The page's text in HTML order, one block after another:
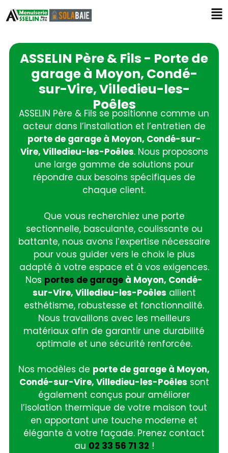
ASSELIN Père & Fils - Porte de
garage à Moyon, Condé-
sur-Vire, Villedieu-les-
Poêles
ASSELIN Père & Fils se positionne comme un
acteur dans l’installation et l’entretien de
porte de garage à Moyon, Condé-sur-
Vire, Villedieu-les-Poêles. Nous proposons
une large gamme de solutions pour
répondre aux besoins spécifiques de
chaque client.
Que vous recherchiez une porte
sectionnelle, basculante, coulissante ou
battante, nous avons l’expertise nécessaire
pour vous guider vers le choix le plus
adapté à votre espace et à vos exigences.
Nos portes de garage à Moyon, Condé-
sur-Vire, Villedieu-les-Poêles allient
esthétisme, robustesse et fonctionnalité.
Nous travaillons avec les meilleurs
matériaux afin de garantir une durabilité
optimale et une sécurité renforcée.
Nos modèles de porte de garage à Moyon,
Condé-sur-Vire, Villedieu-les-Poêles sont
également conçus pour améliorer
l’isolation thermique de votre maison tout
en apportant une touche moderne et
élégante à votre façade. Prenez contact
au 02 33 56 71 32 !